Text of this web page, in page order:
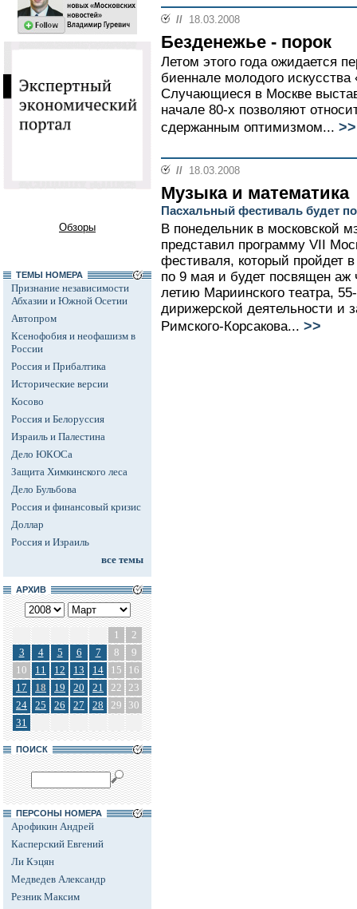
Обзоры
ТЕМЫ НОМЕРА
Признание независимости
Абхазии и Южной Осетии
Автопром
Ксенофобия и неофашизм в
России
Россия и Прибалтика
Исторические версии
Косово
Россия и Белоруссия
Израиль и Палестина
Дело ЮКОСа
Защита Химкинского леса
Дело Бульбова
Россия и финансовый кризис
Доллар
Россия и Израиль
все темы
АРХИВ
1
2
3
4 5 6 7 8
9
10
11 12 13 14 15
16
17
18 19 20 21 22 23
24
25 26 27 28 29
30
31
ПОИСК
ПЕРСОНЫ НОМЕРА
Арофикин Андрей
Касперский Евгений
Ли Кэцян
Медведев Александр
Резник Максим
// 18.03.2008
Безденежье - порок
Летом этого года ожидается
биеннале молодого
Случающиеся в Москве
начале 80-х позволяют
сдержанным оптимизмом... >>
// 18.03.2008
Музыка и математика
Пасхальный фестиваль будет
В понедельник в московской
представил программу VII
фестиваля, который пройдет
по 9 мая и будет посвящен
летию Мариинского театра,
дирижерской деятельности и
Римского-Корсакова... >>